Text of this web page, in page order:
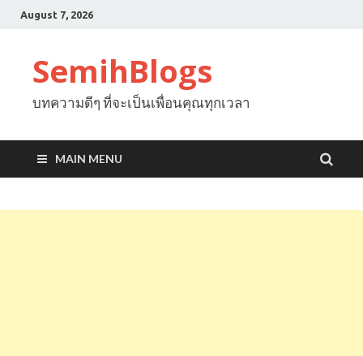
August 7, 2026
SemihBlogs
บทความดีๆ ที่จะเป็นเพื่อนคุณทุกเวลา
MAIN MENU